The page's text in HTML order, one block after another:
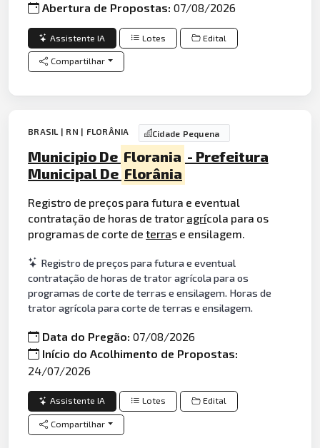
Abertura de Propostas:07/08/2026
Assistente IA Lotes Edital
Compartilhar
BRASIL | RN | FLORÂNIA Cidade Pequena
Municipio De Florania - Prefeitura
Municipal De Florânia
Registro de preços para futura e eventual
contratação de horas de trator agrícola para os
programas de corte deterras e ensilagem.
Registro de preços para futura e eventual
contratação de horas de trator agrícola para os
programas de corte de terras e ensilagem. Horas de
trator agrícola para corte de terras e ensilagem.
Data do Pregão:07/08/2026
Início do Acolhimento de Propostas:
24/07/2026
Assistente IA Lotes Edital
Compartilhar